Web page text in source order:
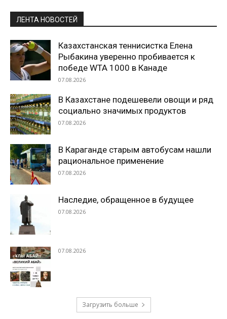
ЛЕНТА НОВОСТЕЙ
Казахстанская теннисистка Елена
Рыбакина уверенно пробивается к
победе WTA 1000 в Канаде
07.08.2026
В Казахстане подешевели овощи и ряд
социально значимых продуктов
07.08.2026
В Караганде старым автобусам нашли
рациональное применение
07.08.2026
Наследие, обращенное в будущее
07.08.2026
07.08.2026
Загрузить больше